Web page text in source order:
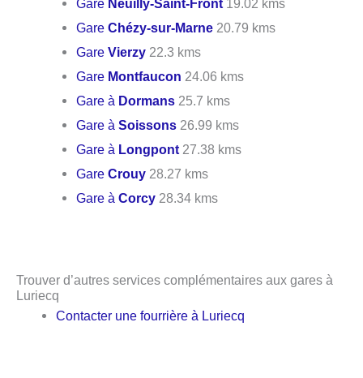
Gare Neuilly-Saint-Front 19.02 kms
GareChézy-sur-Marne 20.79 kms
GareVierzy 22.3 kms
Gare Montfaucon 24.06 kms
Gare à Dormans 25.7 kms
Gare àSoissons 26.99 kms
Gare à Longpont 27.38 kms
GareCrouy 28.27 kms
Gare àCorcy 28.34 kms
Trouver d’autres services complémentaires aux gares à
Luriecq
Contacter une fourrière à Luriecq